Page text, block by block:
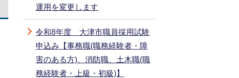
運用を変更します
令和8年度 大津市職員採用試験
申込み【事務職(職務経験者・障
害のある方)、消防職、土木職(職
務経験者・上級・初級)】